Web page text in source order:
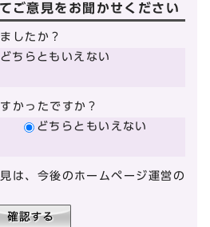
ご意見をお聞かせください
したか？
どちらともいえない
かったですか？
どちらともいえない
は、今後のホームページ運営の